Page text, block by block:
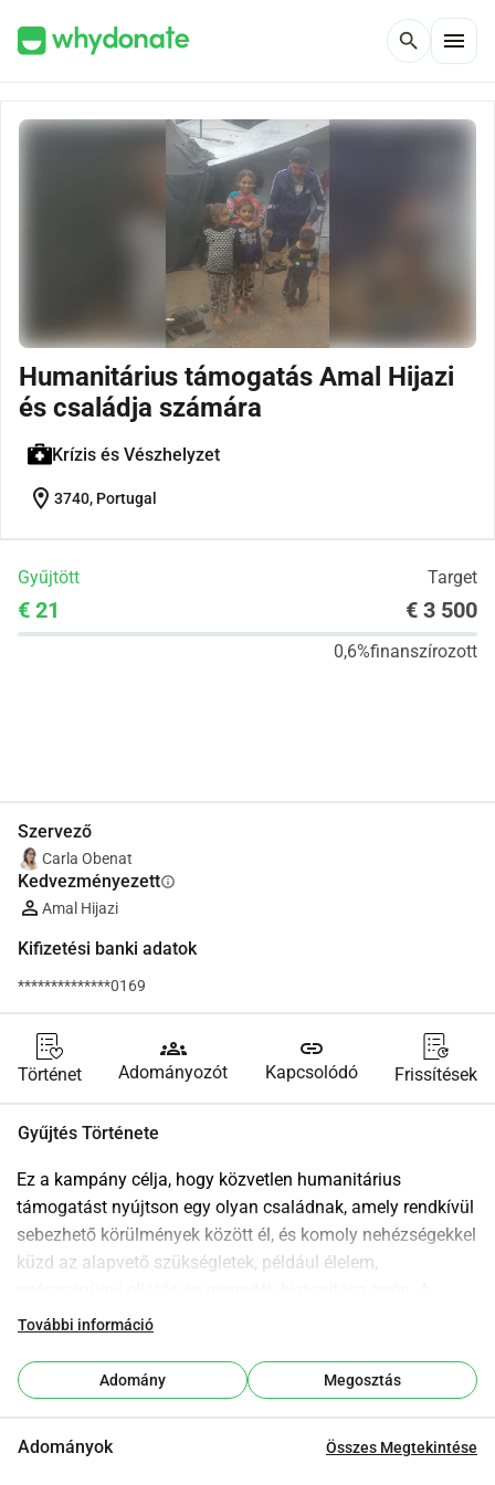
search menu
Humanitárius támogatás Amal Hijazi
és családja számára
Krízis és Vészhelyzet
location_on 3740, Portugal
Gyűjtött Target
€ 21 € 3 500
0,6%finanszírozott
Szervező
Carla Obenat
Kedvezményezettinfo
Amal Hijazi
Kifizetési banki adatok
**************0169
Történet
groups
Adományozót
link
Kapcsolódó Frissítések
Gyűjtés Története
Ez a kampány célja, hogy közvetlen humanitárius
támogatást nyújtson egy olyan családnak, amely rendkívül
sebezhető körülmények között él, és komoly nehézségekkel
küzd az alapvető szükségletek, például élelem,
segítséget európai önkéntesek koordinálják, akik közvetlen
Amal Hijazi Gaz -ban él a férjével és négy gyermekével.
Férje elvesztette az egyik lábát, és a család nap mint nap
teljes mértékben a szolidaritásra támaszkodnak, hogy a
További információ
Adomány Megosztás
Adományok Összes Megtekintése